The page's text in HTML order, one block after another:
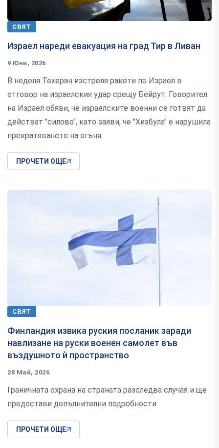
СВЯТ
Израел нареди евакуация на град Тир в Ливан
9 Юни, 2026
В неделя Техеран изстреля ракети по Израел в
отговор на израелския удар срещу Бейрут. Говорител
на Израел обяви, че израелските военни се готвят да
действат "силово", като заяви, че "Хизбула" е нарушила
прекратяването на огъня.
ПРОЧЕТИ ОЩЕ
СВЯТ
Финландия извика руския посланик заради
навлизане на руски военен самолет във
въздушното ѝ пространство
28 Май, 2026
Граничната охрана на страната разследва случая и ще
предостави допълнителни подробности
ПРОЧЕТИ ОЩЕ